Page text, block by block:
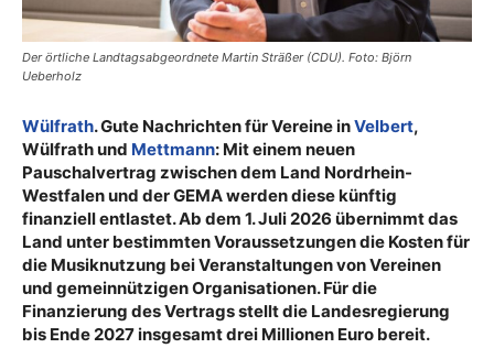
Der örtliche Landtagsabgeordnete Martin Sträßer (CDU). Foto: Björn
Ueberholz
Wülfrath. Gute Nachrichten für Vereine inVelbert,
Wülfrath und Mettmann: Mit einem neuen
Pauschalvertrag zwischen dem Land Nordrhein-
Westfalen und der GEMA werden diese künftig
finanziell entlastet. Ab dem 1. Juli 2026 übernimmt das
Land unter bestimmten Voraussetzungen die Kosten für
die Musiknutzung bei Veranstaltungen von Vereinen
und gemeinnützigen Organisationen. Für die
Finanzierung des Vertrags stellt die Landesregierung
bis Ende 2027 insgesamt drei Millionen Euro bereit.